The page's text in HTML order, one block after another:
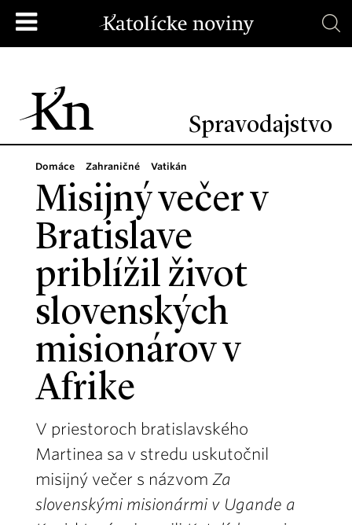
Spravodajstvo
Domáce Zahraničné Vatikán
Misijný večer v
Bratislave
priblížil život
slovenských
misionárov v
Afrike
V priestoroch bratislavského
Martinea sa v stredu uskutočnil
misijný večer s názvom Za
slovenskými misionármi v Ugande a